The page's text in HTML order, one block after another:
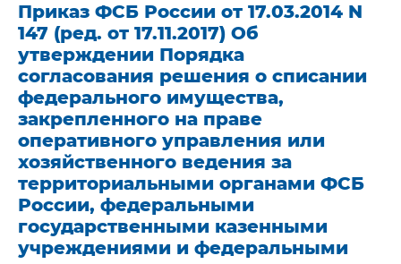
Приказ ФСБ России от 17.03.2014 N
147 (ред. от 17.11.2017) Об
утверждении Порядка
согласования решения о списании
федерального имущества,
закрепленного на праве
оперативного управления или
хозяйственного ведения за
территориальными органами ФСБ
России, федеральными
государственными казенными
учреждениями и федеральными